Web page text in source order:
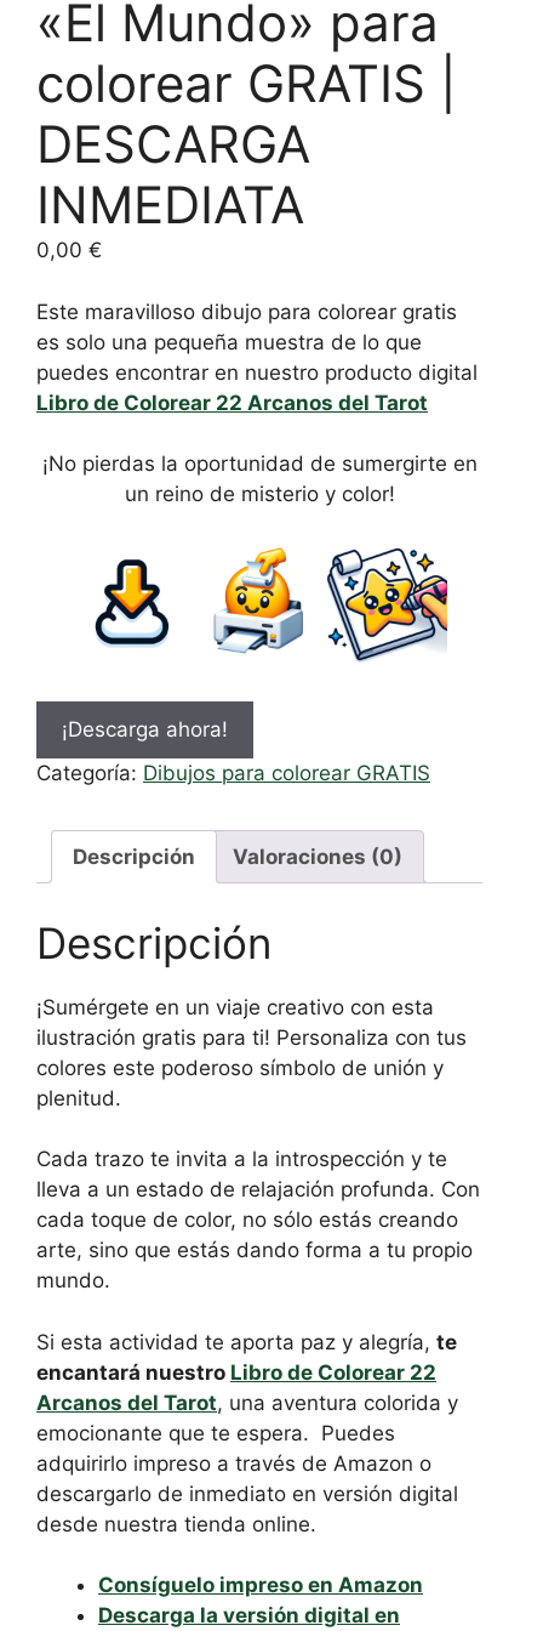
«El Mundo» para
colorear GRATIS |
DESCARGA
INMEDIATA
0,00 €
Este maravilloso dibujo para colorear gratis
es solo una pequeña muestra de lo que
puedes encontrar en nuestro producto digital
Libro de Colorear 22 Arcanos del Tarot
¡No pierdas la oportunidad de sumergirte en
un reino de misterio y color!
¡Descarga ahora!
Categoría: Dibujos para colorear GRATIS
Descripción Valoraciones (0)
Descripción
¡Sumérgete en un viaje creativo con esta
ilustración gratis para ti! Personaliza con tus
colores este poderoso símbolo de unión y
plenitud.
Cada trazo te invita a la introspección y te
lleva a un estado de relajación profunda. Con
cada toque de color, no sólo estás creando
arte, sino que estás dando forma a tu propio
mundo.
Si esta actividad te aporta paz y alegría, te
encantará nuestro Libro de Colorear 22
Arcanos del Tarot, una aventura colorida y
emocionante que te espera. Puedes
adquirirlo impreso a través de Amazon o
descargarlo de inmediato en versión digital
desde nuestra tienda online.
Consíguelo impreso en Amazon
Descarga la versión digital en
se usa la
web.
rechaza estas
cookies,
algunas
funcionalidades
desaparecerán
Marketing
intereses y
comportamiento
mientras visitas
nuestro sitio,
aumentas la